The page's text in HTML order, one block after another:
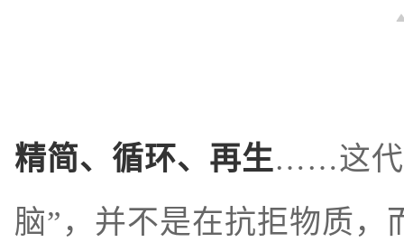
精简、循环、再生……这代
脑”，并不是在抗拒物质